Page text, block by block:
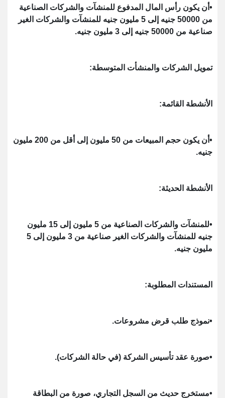
•أن يكون رأس المال المدفوع للمنشآت والشركات الصناعية
من 50000 جنيه إلى 5 مليون جنيه للمنشآت والشركات الغير
صناعية من 50000 جنيه إلى 3 مليون جنيه.
تمويل الشركات والمنشأت المتوسطة:
الأنشطة القائمة:
•أن يكون حجم المبيعات من 50 مليون إلى أقل من 200 مليون
جنيه.
الأنشطة الحديثة:
•للمنشآت والشركات الصناعية من 5 مليون إلى 15 مليون
جنيه للمنشآت والشركات الغير صناعية من 3 مليون إلى 5
مليون جنيه.
المستندات المطلوبة:
•نموذج طلب قرض مشروعات.
•صورة عقد تأسيس الشركة (في حالة الشركات).
•مستخرج حديث من السجل التجاري، صورة من البطاقة